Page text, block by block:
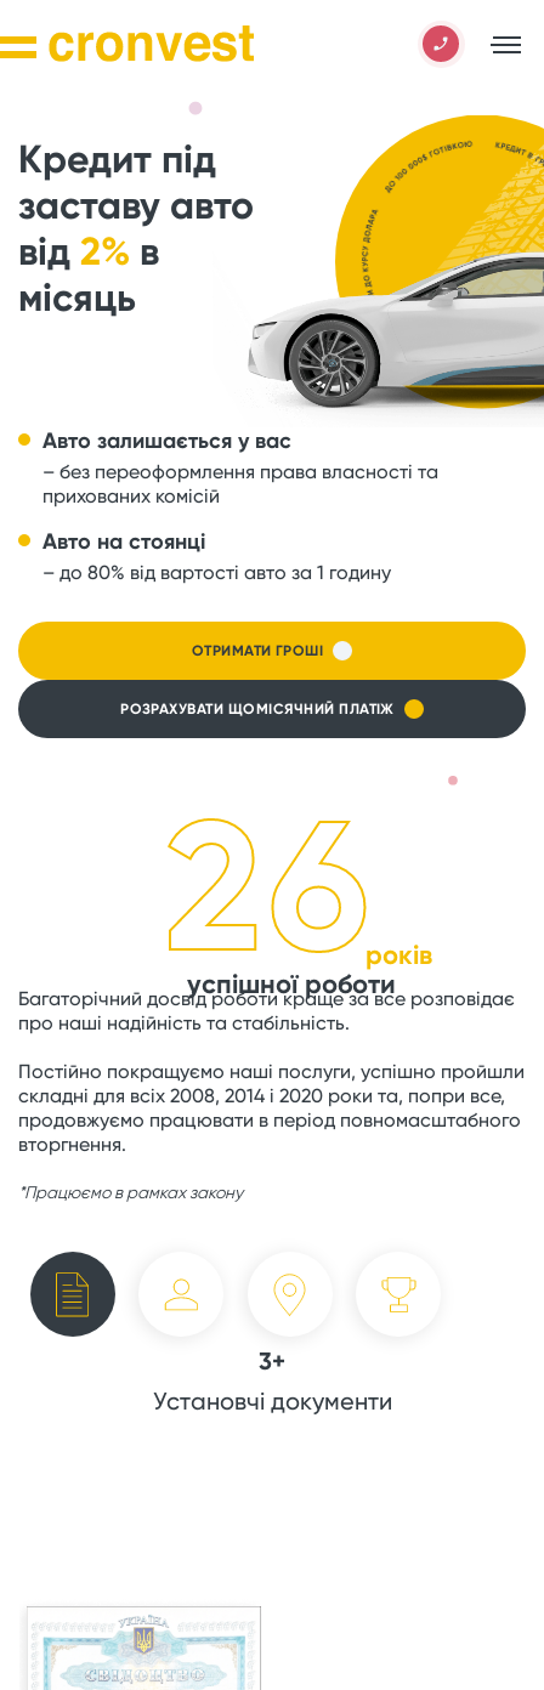
Кредит під
заставу авто
від 2% в
місяць
Авто залишається у вас
– без переоформлення права власності та
прихованих комісій
Авто на стоянці
– до 80% від вартості авто за 1 годину
ОТРИМАТИ ГРОШІ
РОЗРАХУВАТИ ЩОМІСЯЧНИЙ ПЛАТІЖ
Багаторічний досвід роботи краще за все розповідає
про наші надійність та стабільність.
Постійно покращуємо наші послуги, успішно пройшли
складні для всіх 2008, 2014 і 2020 роки та, попри все,
продовжуємо працювати в період повномасштабного
вторгнення.
*Працюємо в рамках закону
26років
успішної роботи
3+
Установчі документи